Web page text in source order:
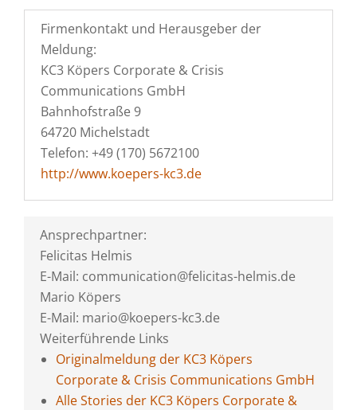
Firmenkontakt und Herausgeber der
Meldung:
KC3 Köpers Corporate & Crisis
Communications GmbH
Bahnhofstraße 9
64720 Michelstadt
Telefon: +49 (170) 5672100
http://www.koepers-kc3.de
Ansprechpartner:
Felicitas Helmis
E-Mail: communication@felicitas-helmis.de
Mario Köpers
E-Mail: mario@koepers-kc3.de
Weiterführende Links
Originalmeldung der KC3 Köpers
Corporate & Crisis Communications GmbH
Alle Stories der KC3 Köpers Corporate &